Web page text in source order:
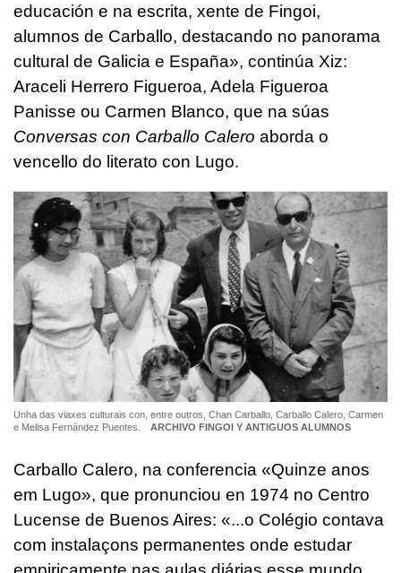
educación e na escrita, xente de Fingoi,
alumnos de Carballo, destacando no panorama
cultural de Galicia e España», continúa Xiz:
Araceli Herrero Figueroa, Adela Figueroa
Panisse ou Carmen Blanco, que na súas
Conversas con Carballo Calero aborda o
vencello do literato con Lugo.
Unha das viaxes culturais con, entre outros, Chan Carballo, Carballo Calero, Carmen
e Melisa Fernández Puentes.
ARCHIVO FINGOI Y ANTIGUOS ALUMNOS
Carballo Calero, na conferencia «Quinze anos
em Lugo», que pronunciou en 1974 no Centro
Lucense de Buenos Aires: «...o Colégio contava
com instalaçons permanentes onde estudar